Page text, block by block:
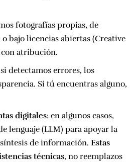
fotografías propias, de
bajo licencias abiertas (Creative
atribución.
detectamos errores, los
Si tú encuentras alguno,
digitales: en algunos casos,
lenguaje (LLM) para apoyar la
de información. Estas
técnicas, no reemplazos